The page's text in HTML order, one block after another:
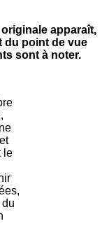
apparaît,
du point de vue
sont à noter.
le